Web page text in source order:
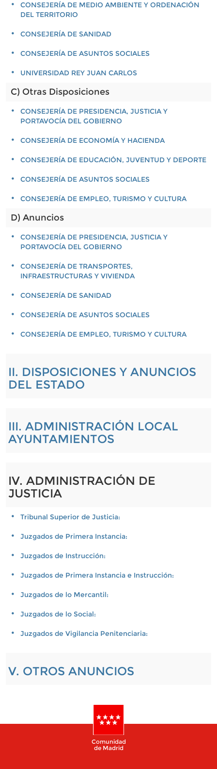
CONSEJERÍA DE MEDIO AMBIENTE Y ORDENACIÓN
DEL TERRITORIO
CONSEJERÍA DE SANIDAD
CONSEJERÍA DE ASUNTOS SOCIALES
UNIVERSIDAD REY JUAN CARLOS
C) Otras Disposiciones
CONSEJERÍA DE PRESIDENCIA, JUSTICIA Y
PORTAVOCÍA DEL GOBIERNO
CONSEJERÍA DE ECONOMÍA Y HACIENDA
CONSEJERÍA DE EDUCACIÓN, JUVENTUD Y DEPORTE
CONSEJERÍA DE ASUNTOS SOCIALES
CONSEJERÍA DE EMPLEO, TURISMO Y CULTURA
D) Anuncios
CONSEJERÍA DE PRESIDENCIA, JUSTICIA Y
PORTAVOCÍA DEL GOBIERNO
CONSEJERÍA DE TRANSPORTES,
INFRAESTRUCTURAS Y VIVIENDA
CONSEJERÍA DE SANIDAD
CONSEJERÍA DE ASUNTOS SOCIALES
CONSEJERÍA DE EMPLEO, TURISMO Y CULTURA
II. DISPOSICIONES Y ANUNCIOS
DEL ESTADO
III. ADMINISTRACIÓN LOCAL
AYUNTAMIENTOS
IV. ADMINISTRACIÓN DE
JUSTICIA
Tribunal Superior de Justicia:
Juzgados de Primera Instancia:
Juzgados de Instrucción:
Juzgados de Primera Instancia e Instrucción:
Juzgados de lo Mercantil:
Juzgados de lo Social:
Juzgados de Vigilancia Penitenciaria:
V. OTROS ANUNCIOS
Comunidad
de Madrid